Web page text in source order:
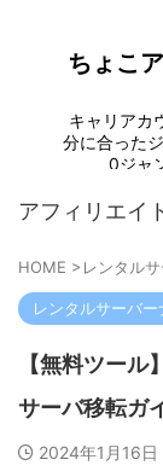
ちょこ
キャリアカ
分に合った
0ジャ
アフィリエイ
HOME >レンタル
レンタルサーバー
【無料ツー
サーバ移転ガ
2024年1月16日